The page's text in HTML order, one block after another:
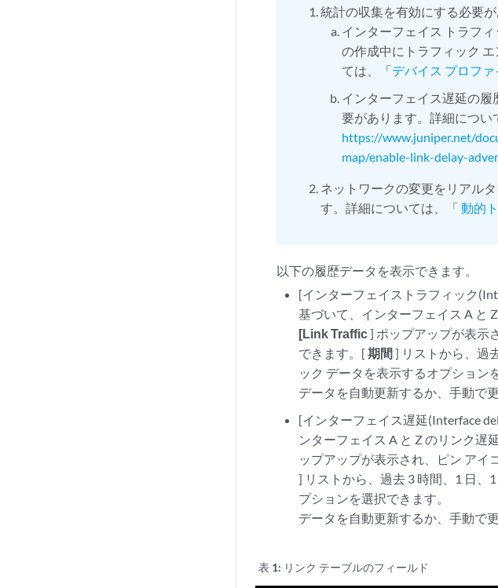
統計の収集を有効にする必要が
インターフェイス トラフ
の作成中にトラフィック
ては、「デバイス プロフ
インターフェイス遅延の
要があります。詳細につい
https://www.juniper.net/
map/enable-link-delay-
ネットワークの変更をリアル
す。詳細については、「 動的
以下の履歴データを表示できます。
[インターフェイストラフィック
基づいて、インターフェイス A と
[Link Traffic] ポップアップが表示
できます。[ 期間] リストから、過
ック データを表示するオプション
データを自動更新するか、手動で
[インターフェイス遅延(Interface
ンターフェイス A と Z のリンク遅
ップアップが表示され、ピン アイ
] リストから、過去 3 時間、1 日、
プションを選択できます。
データを自動更新するか、手動で
表 1: リンク テーブルのフィールド